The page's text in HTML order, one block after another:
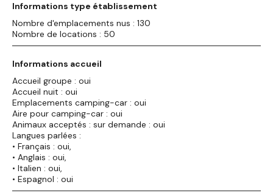
Informations type établissement
Nombre d'emplacements nus : 130
Nombre de locations : 50
Informations accueil
Accueil groupe : oui
Accueil nuit : oui
Emplacements camping-car : oui
Aire pour camping-car : oui
Animaux acceptés : sur demande : oui
Langues parlées :
• Français : oui,
• Anglais : oui,
• Italien : oui,
• Espagnol : oui